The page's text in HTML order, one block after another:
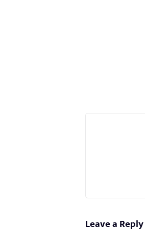
Leave a Reply